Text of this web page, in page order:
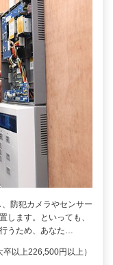
防犯カメラやセンサー
します。といっても、
うため、あなた…
以上226,500円以上）